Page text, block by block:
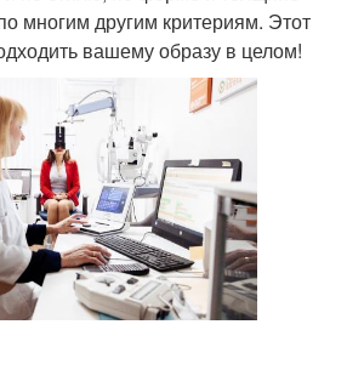
многим другим критериям. Этот
вашему образу в целом!